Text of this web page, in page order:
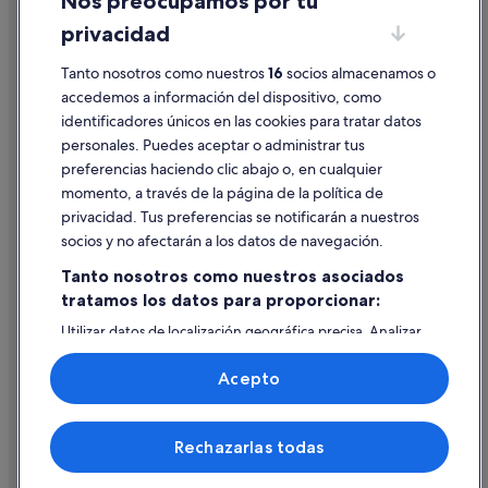
Guntín hoteles
Hoteles cerca de Concello de Portomarín
Albergues en Currelos
Hoteles cápsula en Portomarín
Bedro hoteles
Nabas hoteles
Saa hoteles
Apartamentos en Portomarín
Hoteles para bodas en Portomarín
Villameá hoteles
Pensiones en Nabas
Pensiones en Ferreira
Información legal/contacto
Pautas sobre el contenido y cómo denunciar contenido
Ayuda
Cancelar un vuelo
Cancelar una reserva de hotel o de un alquiler vacacional
Utilizar un cupón de Expedia
Documentos para viajes internacionales
© 2026 Expedia, Inc., una empresa de Expedia Group. Todos los
derechos reservados. Expedia y el logotipo de Expedia son marcas
comerciales o marcas comerciales registradas de Expedia, Inc.
privacidad
Tanto nosotros como nuestros16 socios almacenamos o
accedemos a información del dispositivo, como
identificadores únicos en las cookies para tratar datos
personales. Puedes aceptar o administrar tus
preferencias haciendo clic abajo o, en cualquier
momento, a través de la página de la política de
privacidad. Tus preferencias se notificarán a nuestros
socios y no afectarán a los datos de navegación.
Tanto nosotros como nuestros asociados
tratamos los datos para proporcionar:
Utilizar datos de localización geográfica precisa. Analizar
activamente las características del dispositivo para su
identificación. Almacenar la información en un dispositivo
y/o acceder a ella. Publicidad y contenido personalizados,
medición de publicidad y contenido, investigación de
audiencia y desarrollo de servicios.
Lista de asociados (proveedores)
Rechazarlas todas
Acepto